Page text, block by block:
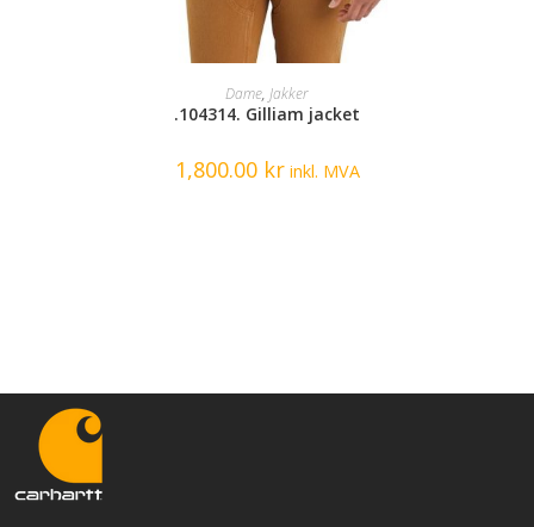
SELECT OPTIONS
Dame, Jakker
.104314. Gilliam jacket
1,800.00 krinkl. MVA